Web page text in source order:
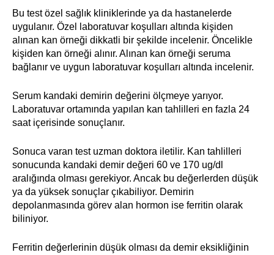
Bu test özel sağlık kliniklerinde ya da hastanelerde
uygulanır. Özel laboratuvar koşulları altında kişiden
alınan kan örneği dikkatli bir şekilde incelenir. Öncelikle
kişiden kan örneği alınır. Alınan kan örneği seruma
bağlanır ve uygun laboratuvar koşulları altında incelenir.
Serum kandaki demirin değerini ölçmeye yarıyor.
Laboratuvar ortamında yapılan kan tahlilleri en fazla 24
saat içerisinde sonuçlanır.
Sonuca varan test uzman doktora iletilir. Kan tahlilleri
sonucunda kandaki demir değeri 60 ve 170 ug/dl
aralığında olması gerekiyor. Ancak bu değerlerden düşük
ya da yüksek sonuçlar çıkabiliyor. Demirin
depolanmasında görev alan hormon ise ferritin olarak
biliniyor.
Ferritin değerlerinin düşük olması da demir eksikliğinin